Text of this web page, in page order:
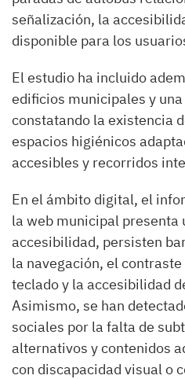
señalización, la
disponible para los
El estudio ha incluido
edificios municipales y
constatando la existencia
espacios higiénicos
accesibles y recorridos
En el ámbito digital, el
la web municipal presenta
accesibilidad, persisten
la navegación, el
teclado y la accesibilidad
Asimismo, se han
sociales por la falta de
alternativos y contenidos
con discapacidad visual o